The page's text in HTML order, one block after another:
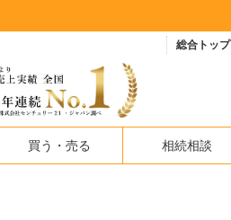
総合トップ
買う・売る 相続相談